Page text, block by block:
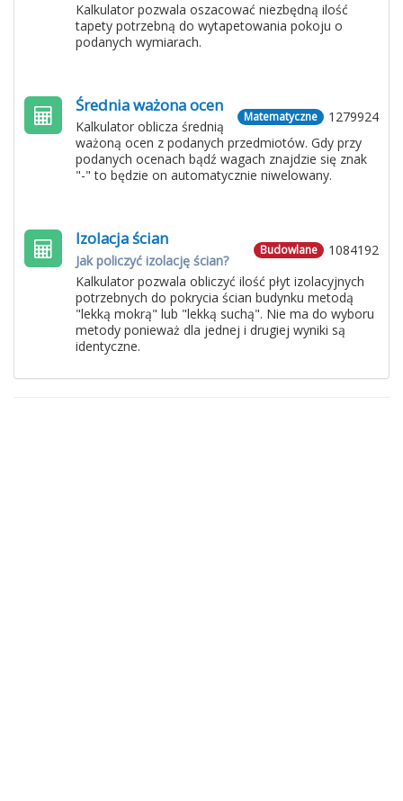
Kalkulator pozwala oszacować niezbędną ilość
tapety potrzebną do wytapetowania pokoju o
podanych wymiarach.
1279924
Matematyczne
Średnia ważona ocen
Kalkulator oblicza średnią
ważoną ocen z podanych przedmiotów. Gdy przy
podanych ocenach bądź wagach znajdzie się znak
"-" to będzie on automatycznie niwelowany.
1084192
Budowlane
Izolacja ścian
Jak policzyć izolację ścian?
Kalkulator pozwala obliczyć ilość płyt izolacyjnych
potrzebnych do pokrycia ścian budynku metodą
"lekką mokrą" lub "lekką suchą". Nie ma do wyboru
metody ponieważ dla jednej i drugiej wyniki są
identyczne.